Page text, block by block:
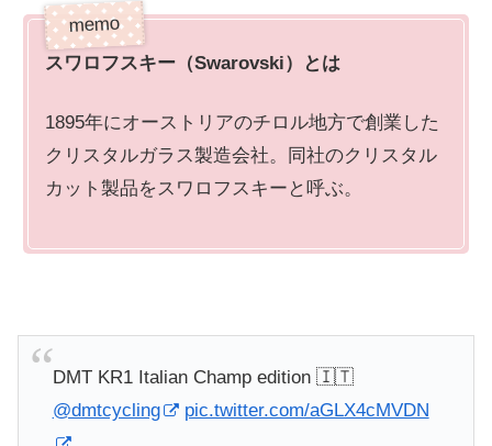
スワロフスキー（Swarovski）とは
1895年にオーストリアのチロル地方で創業した
クリスタルガラス製造会社。同社のクリスタル
カット製品をスワロフスキーと呼ぶ。
DMT KR1 Italian Champ edition 🇮🇹
@dmtcycling
pic.twitter.com/aGLX4cMVDN